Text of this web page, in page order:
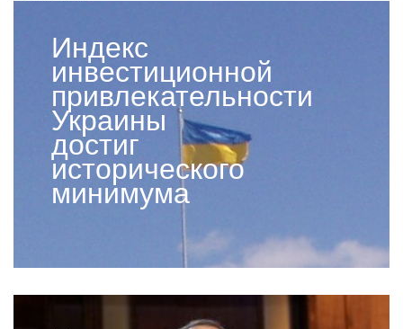
Индекс
инвестиционной
привлекательности
Украины
достиг
исторического
минимума